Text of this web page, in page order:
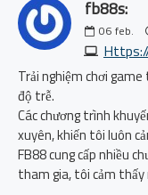
fb88s:
06 feb.
Trải nghiệm chơi
độ trễ.
Các chương trình
xuyên, khiến tôi luôn
FB88 cung cấp nhiều
tham gia, tôi cảm thấy